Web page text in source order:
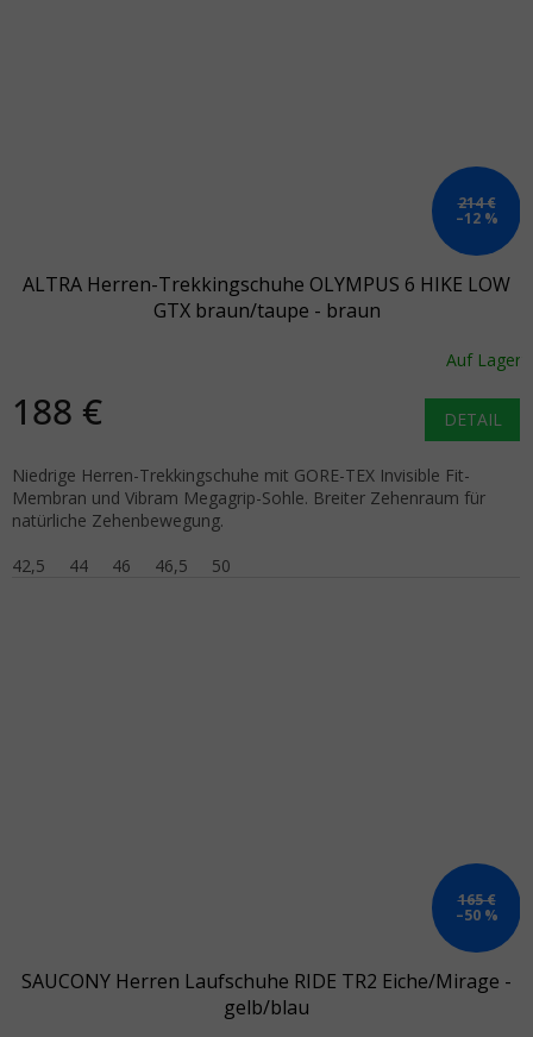
214 €
–12 %
ALTRA Herren-Trekkingschuhe OLYMPUS 6 HIKE LOW
GTX braun/taupe - braun
Auf Lager
188 € DETAIL
Niedrige Herren-Trekkingschuhe mit GORE-TEX Invisible Fit-
Membran und Vibram Megagrip-Sohle. Breiter Zehenraum für
natürliche Zehenbewegung.
42,5
44 46 46,5 50
165 €
–50 %
SAUCONY Herren Laufschuhe RIDE TR2 Eiche/Mirage -
gelb/blau